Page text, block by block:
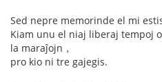
Sed nepre memorinde el mi
Kiam unu el niaj liberaj tempoj
la maraĵojn，
pro kio ni tre gajegis.